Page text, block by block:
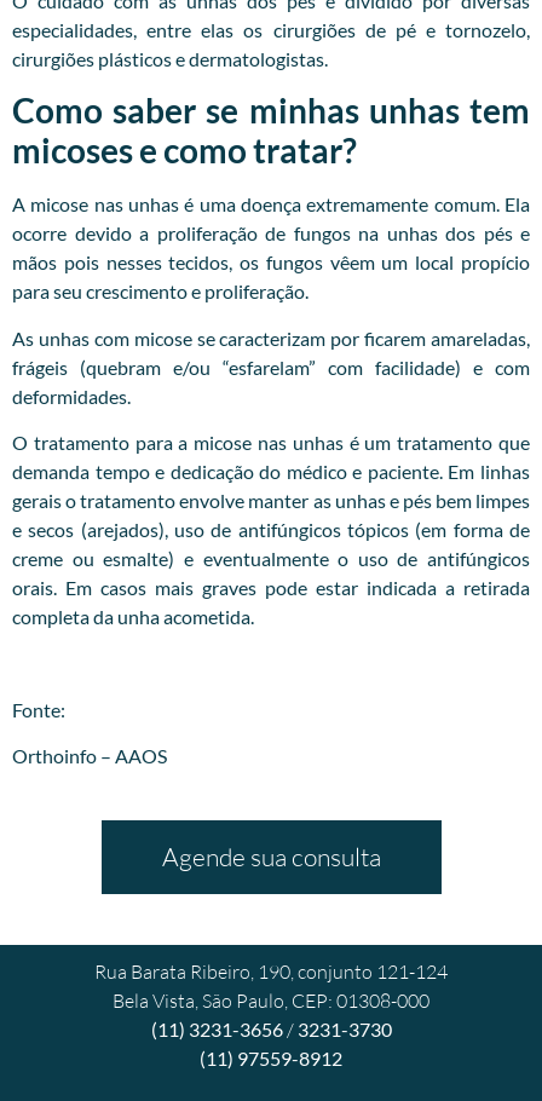
especialidades, entre elas os cirurgiões de pé e tornozelo,
cirurgiões plásticos e dermatologistas.
Como saber se minhas unhas tem
micoses e como tratar?
A micose nas unhas é uma doença extremamente comum. Ela
ocorre devido a proliferação de fungos na unhas dos pés e
mãos pois nesses tecidos, os fungos vêem um local propício
para seu crescimento e proliferação.
As unhas com micose se caracterizam por ficarem amareladas,
frágeis (quebram e/ou “esfarelam” com facilidade) e com
deformidades.
O tratamento para a micose nas unhas é um tratamento que
demanda tempo e dedicação do médico e paciente. Em linhas
gerais o tratamento envolve manter as unhas e pés bem limpes
e secos (arejados), uso de antifúngicos tópicos (em forma de
creme ou esmalte) e eventualmente o uso de antifúngicos
orais. Em casos mais graves pode estar indicada a retirada
completa da unha acometida.
Fonte:
Orthoinfo – AAOS
Agende sua consulta
Rua Barata Ribeiro, 190, conjunto 121-124
Bela Vista, São Paulo, CEP: 01308-000
(11) 3231-3656/ 3231-3730
(11) 97559-8912